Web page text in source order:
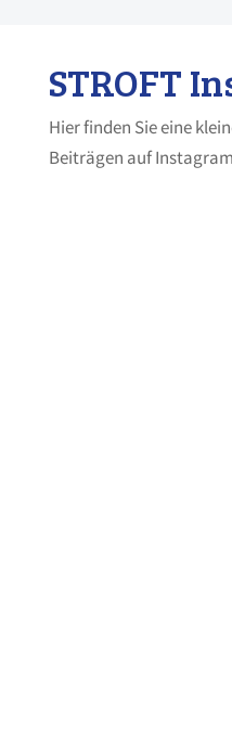
STROFT
Hier finden Sie eine
Beiträgen auf